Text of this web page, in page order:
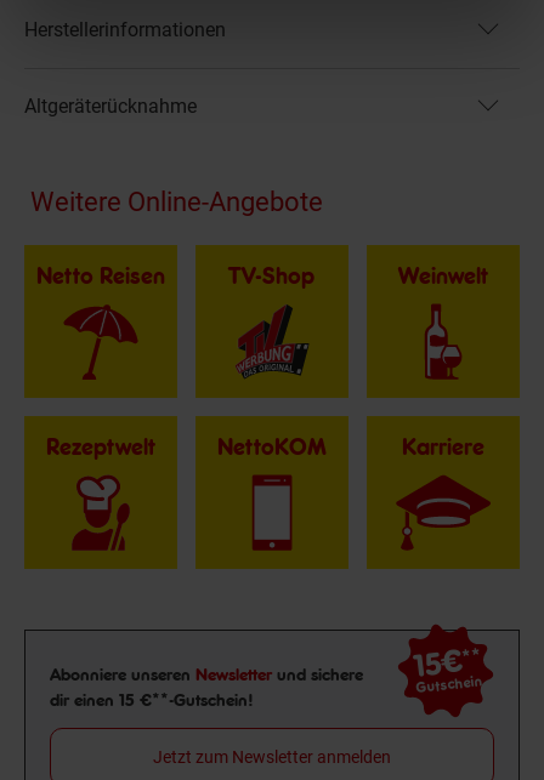
Herstellerinformationen
Altgeräterücknahme
Fußzeile
Weitere Online-Angebote
Netto Reisen TV-Shop Weinwelt
Rezeptwelt NettoKOM Karriere
Newsletter Anmeldung
Abonniere unseren Newsletter und sichere
dir einen 15 €**-Gutschein!
15€**
Gutschein
Jetzt zum Newsletter anmelden